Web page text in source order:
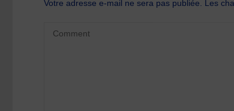
Votre adresse e-mail ne sera pas publiée. Les